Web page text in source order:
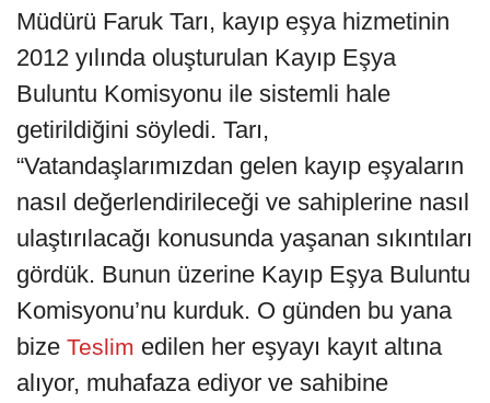
Müdürü Faruk Tarı, kayıp eşya hizmetinin
2012 yılında oluşturulan Kayıp Eşya
Buluntu Komisyonu ile sistemli hale
getirildiğini söyledi. Tarı,
“Vatandaşlarımızdan gelen kayıp eşyaların
nasıl değerlendirileceği ve sahiplerine nasıl
ulaştırılacağı konusunda yaşanan sıkıntıları
gördük. Bunun üzerine Kayıp Eşya Buluntu
Komisyonu’nu kurduk. O günden bu yana
bize Teslim edilen her eşyayı kayıt altına
alıyor, muhafaza ediyor ve sahibine